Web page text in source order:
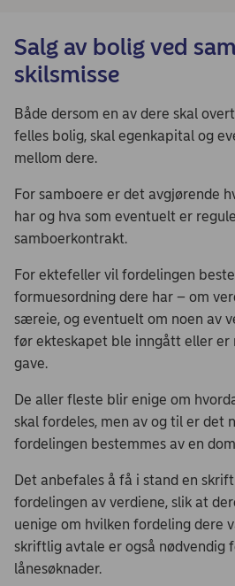
Salg av bolig ved
skilsmisse
Både dersom en av dere skal
felles bolig, skal egenkapital og
mellom dere.
For samboere er det avgjørende
har og hva som eventuelt er
samboerkontrakt.
For ektefeller vil fordelingen
formuesordning dere har – om
særeie, og eventuelt om noen av
før ekteskapet ble inngått eller
gave.
De aller fleste blir enige om
skal fordeles, men av og til er det
fordelingen bestemmes av en
Det anbefales å få i stand en
fordelingen av verdiene, slik at
uenige om hvilken fordeling dere
skriftlig avtale er også nødvendig
lånesøknader.